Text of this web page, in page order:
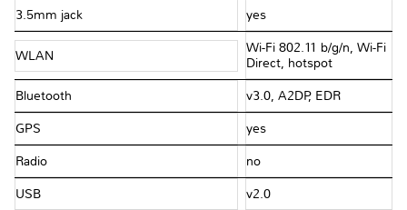
3.5mm jack yes
WLAN
Wi-Fi 802.11 b/g/n, Wi-Fi
Direct, hotspot
Bluetooth v3.0, A2DP, EDR
GPS yes
Radio no
USB v2.0